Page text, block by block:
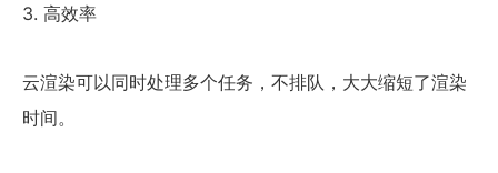
3. 高效率
云渲染可以同时处理多个任务 ，不排队，大大缩短了渲染
时间。